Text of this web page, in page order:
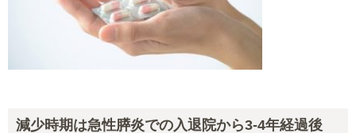
減少時期は急性膵炎での入退院から3-4年経過後